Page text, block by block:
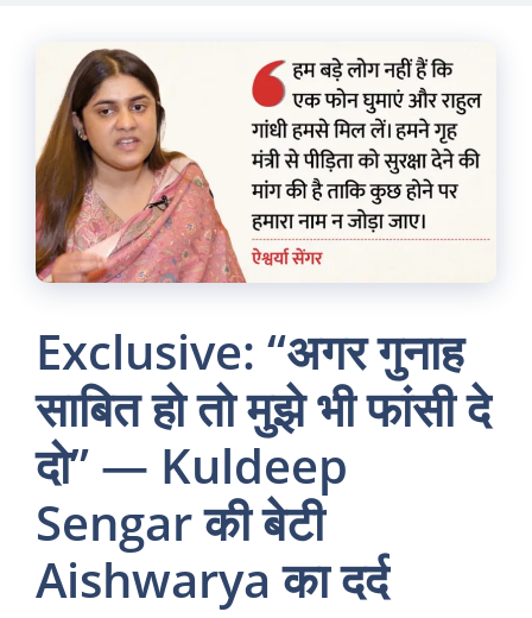
content
Exclusive: “अगर गुनाह
साबित हो तो मुझे भी फांसी दे
दो” — Kuldeep
Sengar की बेटी
Aishwarya का दर्द